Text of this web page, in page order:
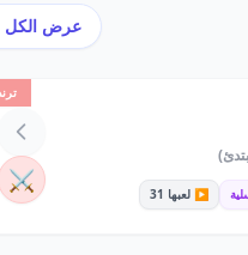
عرض
▶️ لعبها 31 ⚔️